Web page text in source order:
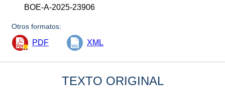
BOE-A-2025-23906
Otros formatos:
PDF XML
TEXTO ORIGINAL